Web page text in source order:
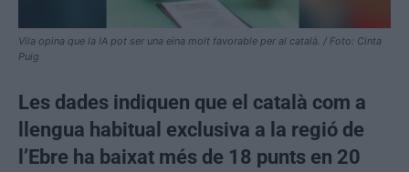
Vila opina que la IA pot ser una eina molt favorable per al català. / Foto: Cinta
Puig
Les dades indiquen que el català com a
llengua habitual exclusiva a la regió de
l’Ebre ha baixat més de 18 punts en 20